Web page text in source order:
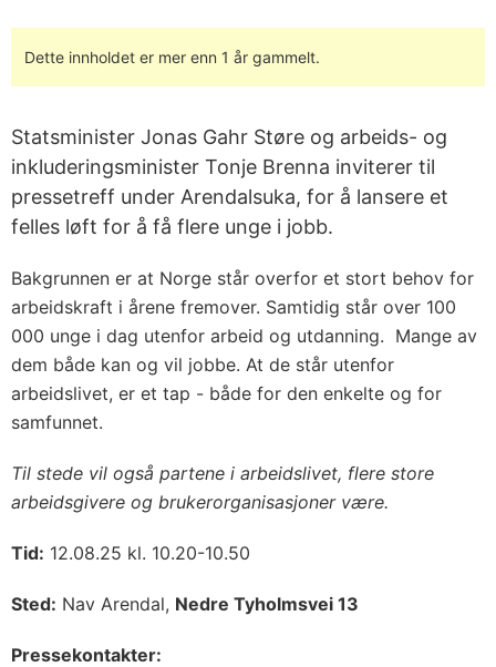
Dette innholdet er mer enn 1 år gammelt.
Statsminister Jonas Gahr Støre og arbeids- og
inkluderingsminister Tonje Brenna inviterer til
pressetreff under Arendalsuka, for å lansere et
felles løft for å få flere unge i jobb.
Bakgrunnen er at Norge står overfor et stort behov for
arbeidskraft i årene fremover. Samtidig står over 100
000 unge i dag utenfor arbeid og utdanning. Mange av
dem både kan og vil jobbe. At de står utenfor
arbeidslivet, er et tap - både for den enkelte og for
samfunnet.
Til stede vil også partene i arbeidslivet, flere store
arbeidsgivere og brukerorganisasjoner være.
Tid: 12.08.25 kl. 10.20-10.50
Sted: Nav Arendal, Nedre Tyholmsvei 13
Pressekontakter: